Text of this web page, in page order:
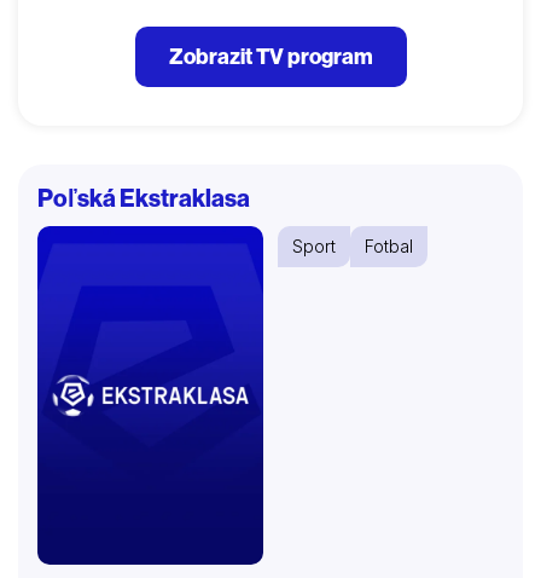
Zobrazit TV program
Poľská Ekstraklasa
Sport Fotbal